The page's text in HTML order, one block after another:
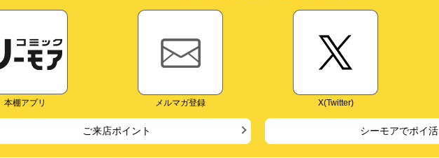
本棚アプリ メルマガ登録 X(Twitter)
ご来店ポイント シーモアでポイ活